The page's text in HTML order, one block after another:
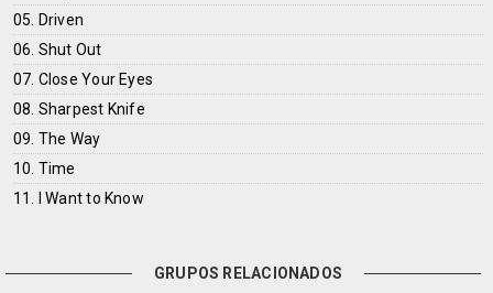
05. Driven
06. Shut Out
07. Close Your Eyes
08. Sharpest Knife
09. The Way
10. Time
11. I Want to Know
GRUPOS RELACIONADOS